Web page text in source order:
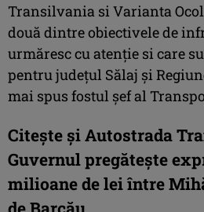
Transilvania si Varianta
două dintre obiectivele de
urmăresc cu atenție si care
pentru județul Sălaj și
mai spus fostul șef al
Citește și Autostrada
Guvernul pregătește
milioane de lei între